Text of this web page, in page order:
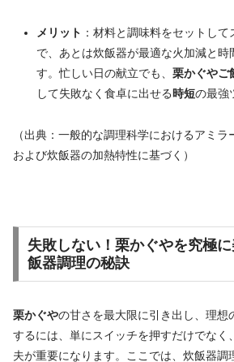
メリット ：材料と調味料をセットし
で、あとは炊飯器が最適な火加減と時
す。忙しい日の献立でも、 栗かぐやご
して失敗なく食卓に出せる時短の最強
（出典：一般的な調理科学におけるアミ
および炊飯器の加熱特性に基づく）
失敗しない！ 栗かぐやを究極
飯器調理の秘訣
栗かぐやの甘さを最大限に引き出し、理想
するには、単にスイッチを押すだけでなく
夫が重要になります。ここでは、炊飯器調